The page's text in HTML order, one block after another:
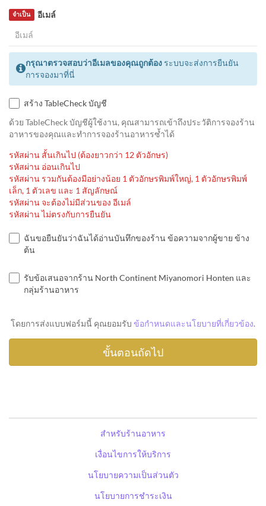
อีเมล์
จำเป็น
กรุณาตรวจสอบว่าอีเมลของคุณถูกต้อง ระบบจะส่งการยืนยัน
การจองมาที่นี่
สร้าง TableCheck บัญชี
ด้วย TableCheck บัญชีผู้ใช้งาน, คุณสามารถเข้าถึงประวัติการจองร้าน
อาหารของคุณและทำการจองร้านอาหารซ้ำได้
รหัสผ่าน สั้นเกินไป (ต้องยาวกว่า 12 ตัวอักษร)
รหัสผ่าน อ่อนเกินไป
รหัสผ่าน รวมกันต้องมีอย่างน้อย 1 ตัวอักษรพิมพ์ใหญ่, 1 ตัวอักษรพิมพ์
เล็ก, 1 ตัวเลข และ 1 สัญลักษณ์
รหัสผ่าน จะต้องไม่มีส่วนของ อีเมล์
รหัสผ่าน ไม่ตรงกับการยืนยัน
ฉันขอยืนยันว่าฉันได้อ่านบันทึกของร้าน ข้อความจากผู้ขาย ข้าง
ต้น
รับข้อเสนอจากร้าน North Continent Miyanomori Honten และ
กลุ่มร้านอาหาร
โดยการส่งแบบฟอร์มนี้ คุณยอมรับ ข้อกำหนดและนโยบายที่เกี่ยวข้อง.
สำหรับร้านอาหาร
เงื่อนไขการให้บริการ
นโยบายความเป็นส่วนตัว
นโยบายการชำระเงิน